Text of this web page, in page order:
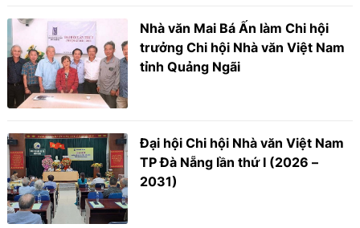
Nhà văn Mai Bá Ấn làm Chi hội
trưởng Chi hội Nhà văn Việt Nam
tỉnh Quảng Ngãi
Đại hội Chi hội Nhà văn Việt Nam
TP Đà Nẵng lần thứ I (2026 –
2031)